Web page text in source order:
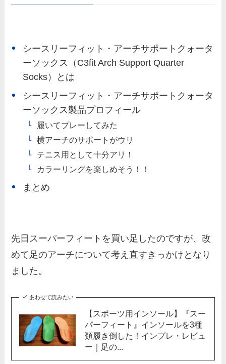
シースリーフィット・アーチサポートクォータ
ーソックス（C3fit Arch Support Quarter
Socks）とは
シースリーフィット・アーチサポートクォータ
ーソックス製品プロフィール
履いてプレーしてみた
横アーチのサポートがウリ
テニス用として十分アリ！
カラーリングを楽しめそう！！
まとめ
先日スーパーフィートを買い足したのですが、改
めて足のアーチについて考え直すきっかけとなり
ました。
あわせて読みたい
【スポーツ用インソール】『スー
パーフィート』インソールを3種
類履き倒した！インプレ・レビュ
ー｜足の...